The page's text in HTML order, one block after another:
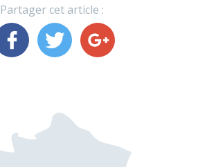
Partager cet article :